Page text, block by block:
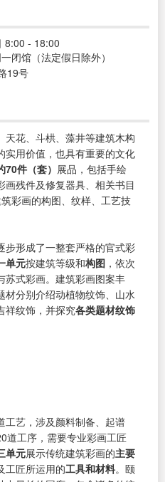
8:00 - 18:00
闭馆（法定假日除外）
19号
天花、斗栱、藻井等建筑木构
实用价值，也具有重要的文化
70件（套） 展品，包括手绘
残件及修复器具、相关书目
彩画的构图、纹样、工艺技
步形成了一整套严格的官式彩
单元按建筑等级和构图 ，依次
苏式彩画。建筑彩画图案丰
材分别介绍动植物纹饰、山水
祥纹饰，并探究各类题材纹饰
工艺，涉及颜料制备、起谱
道工序，需要专业彩画工匠
单元展示传统建筑彩画的主要
工匠所运用的工具和材料。颐